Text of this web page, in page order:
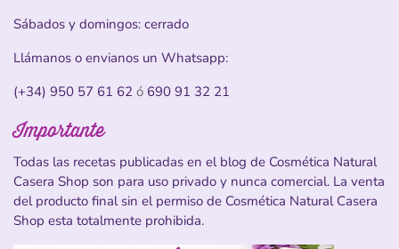
Sábados y domingos: cerrado
Llámanos o envianos un Whatsapp:
(+34) 950 57 61 62 ó 690 91 32 21
Importante
Todas las recetas publicadas en el blog de Cosmética Natural
Casera Shop son para uso privado y nunca comercial. La venta
del producto final sin el permiso de Cosmética Natural Casera
Shop esta totalmente prohibida.